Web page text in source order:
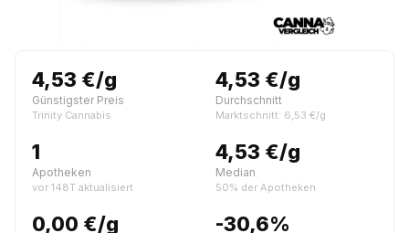
4,53 €/g
Günstigster Preis
Trinity Cannabis
4,53 €/g
Durchschnitt
Marktschnitt: 6,53 €/g
1
Apotheken
vor 148T aktualisiert
4,53 €/g
Median
50% der Apotheken
0,00 €/g -30,6%